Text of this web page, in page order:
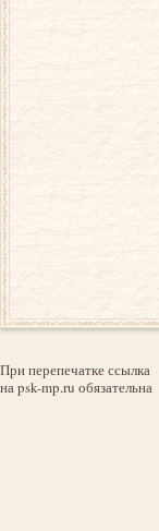
При перепечатке ссылка
на psk-mp.ru обязательна